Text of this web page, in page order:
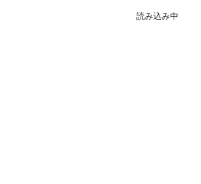
読み込み中